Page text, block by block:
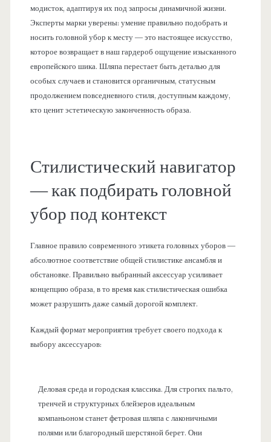
модисток, адаптируя их под запросы динамичной жизни.
Эксперты марки уверены: умение правильно подобрать и
носить головной убор к месту — это настоящее искусство,
которое возвращает в наш гардероб ощущение изысканного
европейского шика. Шляпа перестает быть деталью для
особых случаев и становится органичным, статусным
продолжением повседневного стиля, доступным каждому,
кто ценит эстетическую законченность образа.
Стилистический навигатор
— как подбирать головной
убор под контекст
Главное правило современного этикета головных уборов —
абсолютное соответствие общей стилистике ансамбля и
обстановке. Правильно выбранный аксессуар усиливает
концепцию образа, в то время как стилистическая ошибка
может разрушить даже самый дорогой комплект.
Каждый формат мероприятия требует своего подхода к
выбору аксессуаров:
Деловая среда и городская классика. Для строгих пальто,
тренчей и структурных блейзеров идеальным
компаньоном станет фетровая шляпа с лаконичными
полями или благородный шерстяной берет. Они